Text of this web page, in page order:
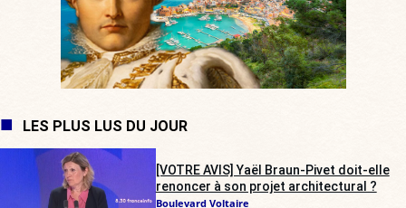
LES PLUS LUS DU JOUR
[VOTRE AVIS] Yaël Braun-Pivet doit-elle
renoncer à son projet architectural ?
Boulevard Voltaire